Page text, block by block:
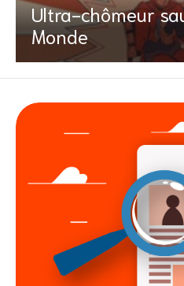
Ultra-chômeur
Monde